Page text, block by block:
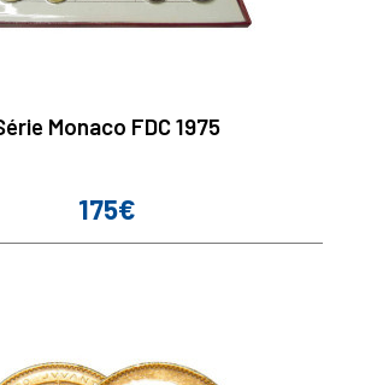
Monaco FDC 1975
Prix
175€